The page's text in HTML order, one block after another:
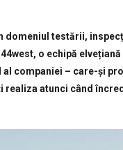
domeniul testării,
o echipă
companiei – care-și
realiza atunci când